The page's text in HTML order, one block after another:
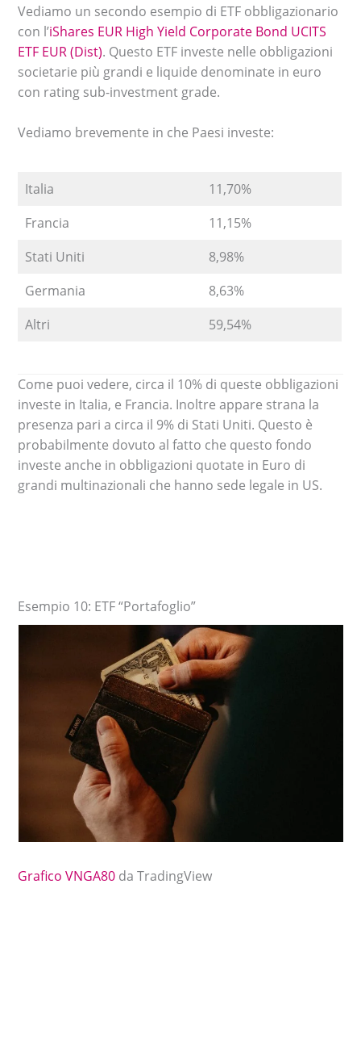
Vediamo un secondo esempio di ETF obbligazionario
con l’iShares EUR High Yield Corporate Bond UCITS
ETF EUR (Dist). Questo ETF investe nelle obbligazioni
societarie più grandi e liquide denominate in euro
con rating sub-investment grade.
Vediamo brevemente in che Paesi investe:
Italia
11,70%
Francia
11,15%
Stati Uniti
8,98%
Germania
8,63%
Altri
59,54%
Come puoi vedere, circa il 10% di queste obbligazioni
investe in Italia, e Francia. Inoltre appare strana la
presenza pari a circa il 9% di Stati Uniti. Questo è
probabilmente dovuto al fatto che questo fondo
investe anche in obbligazioni quotate in Euro di
grandi multinazionali che hanno sede legale in US.
Esempio 10: ETF “Portafoglio”
Grafico VNGA80 da TradingView